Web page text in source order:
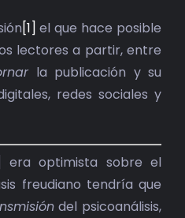
BIBLIOTECA
RED EOL
ACTUALIDAD
CONTACTO
[1] el que hace posible
lectores a partir, entre
la publicación y su
redes sociales y
era optimista sobre el
freudiano tendría que
del psicoanálisis,